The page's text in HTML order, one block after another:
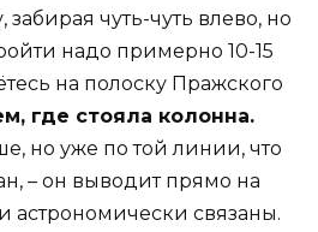
забирая чуть-чуть влево, но
надо примерно 10-15
на полоску Пражского
где стояла колонна.
но уже по той линии, что
– он выводит прямо на
астрономически связаны.